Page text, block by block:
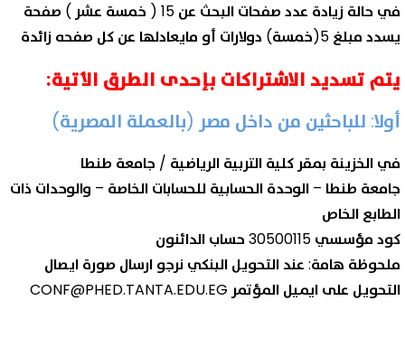
في حالة زيادة عدد صفحات البحث عن 15 ( خمسة عشر ) صفحة
يسدد مبلغ 5(خمسة) دولارات أو مايعادلها عن كل صفحه زائدة
يتم تسديد الاشتراكات بإحدى الطرق الأتية:
أولا: للباحثين من داخل مصر (بالعملة المصرية)
في الخزينة بمقر كلية التربية الرياضية / جامعة طنطا
جامعة طنطا – الوحدة الحسابية للحسابات الخاصة – والوحدات ذات
الطابع الخاص
كود مؤسسي 30500115 حساب الدائنون
ملحوظة هامة: عند التحويل البنكي نرجو ارسال صورة ايصال
التحويل على ايميل المؤتمر CONF@PHED.TANTA.EDU.EG